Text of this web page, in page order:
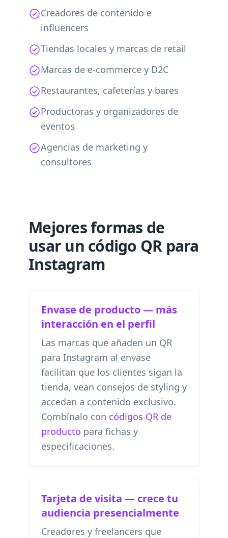
Creadores de contenido e
influencers
Tiendas locales y marcas de retail
Marcas de e-commerce y D2C
Restaurantes, cafeterías y bares
Productoras y organizadores de
eventos
Agencias de marketing y
consultores
Mejores formas de
usar un código QR para
Instagram
Envase de producto — más
interacción en el perfil
Las marcas que añaden un QR
para Instagram al envase
facilitan que los clientes sigan la
tienda, vean consejos de styling y
accedan a contenido exclusivo.
Combínalo con códigos QR de
producto para fichas y
especificaciones.
Tarjeta de visita — crece tu
audiencia presencialmente
Creadores y freelancers que